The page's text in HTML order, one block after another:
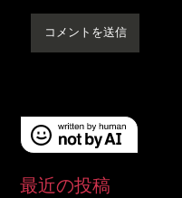
最近の投稿